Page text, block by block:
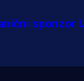
sponzor